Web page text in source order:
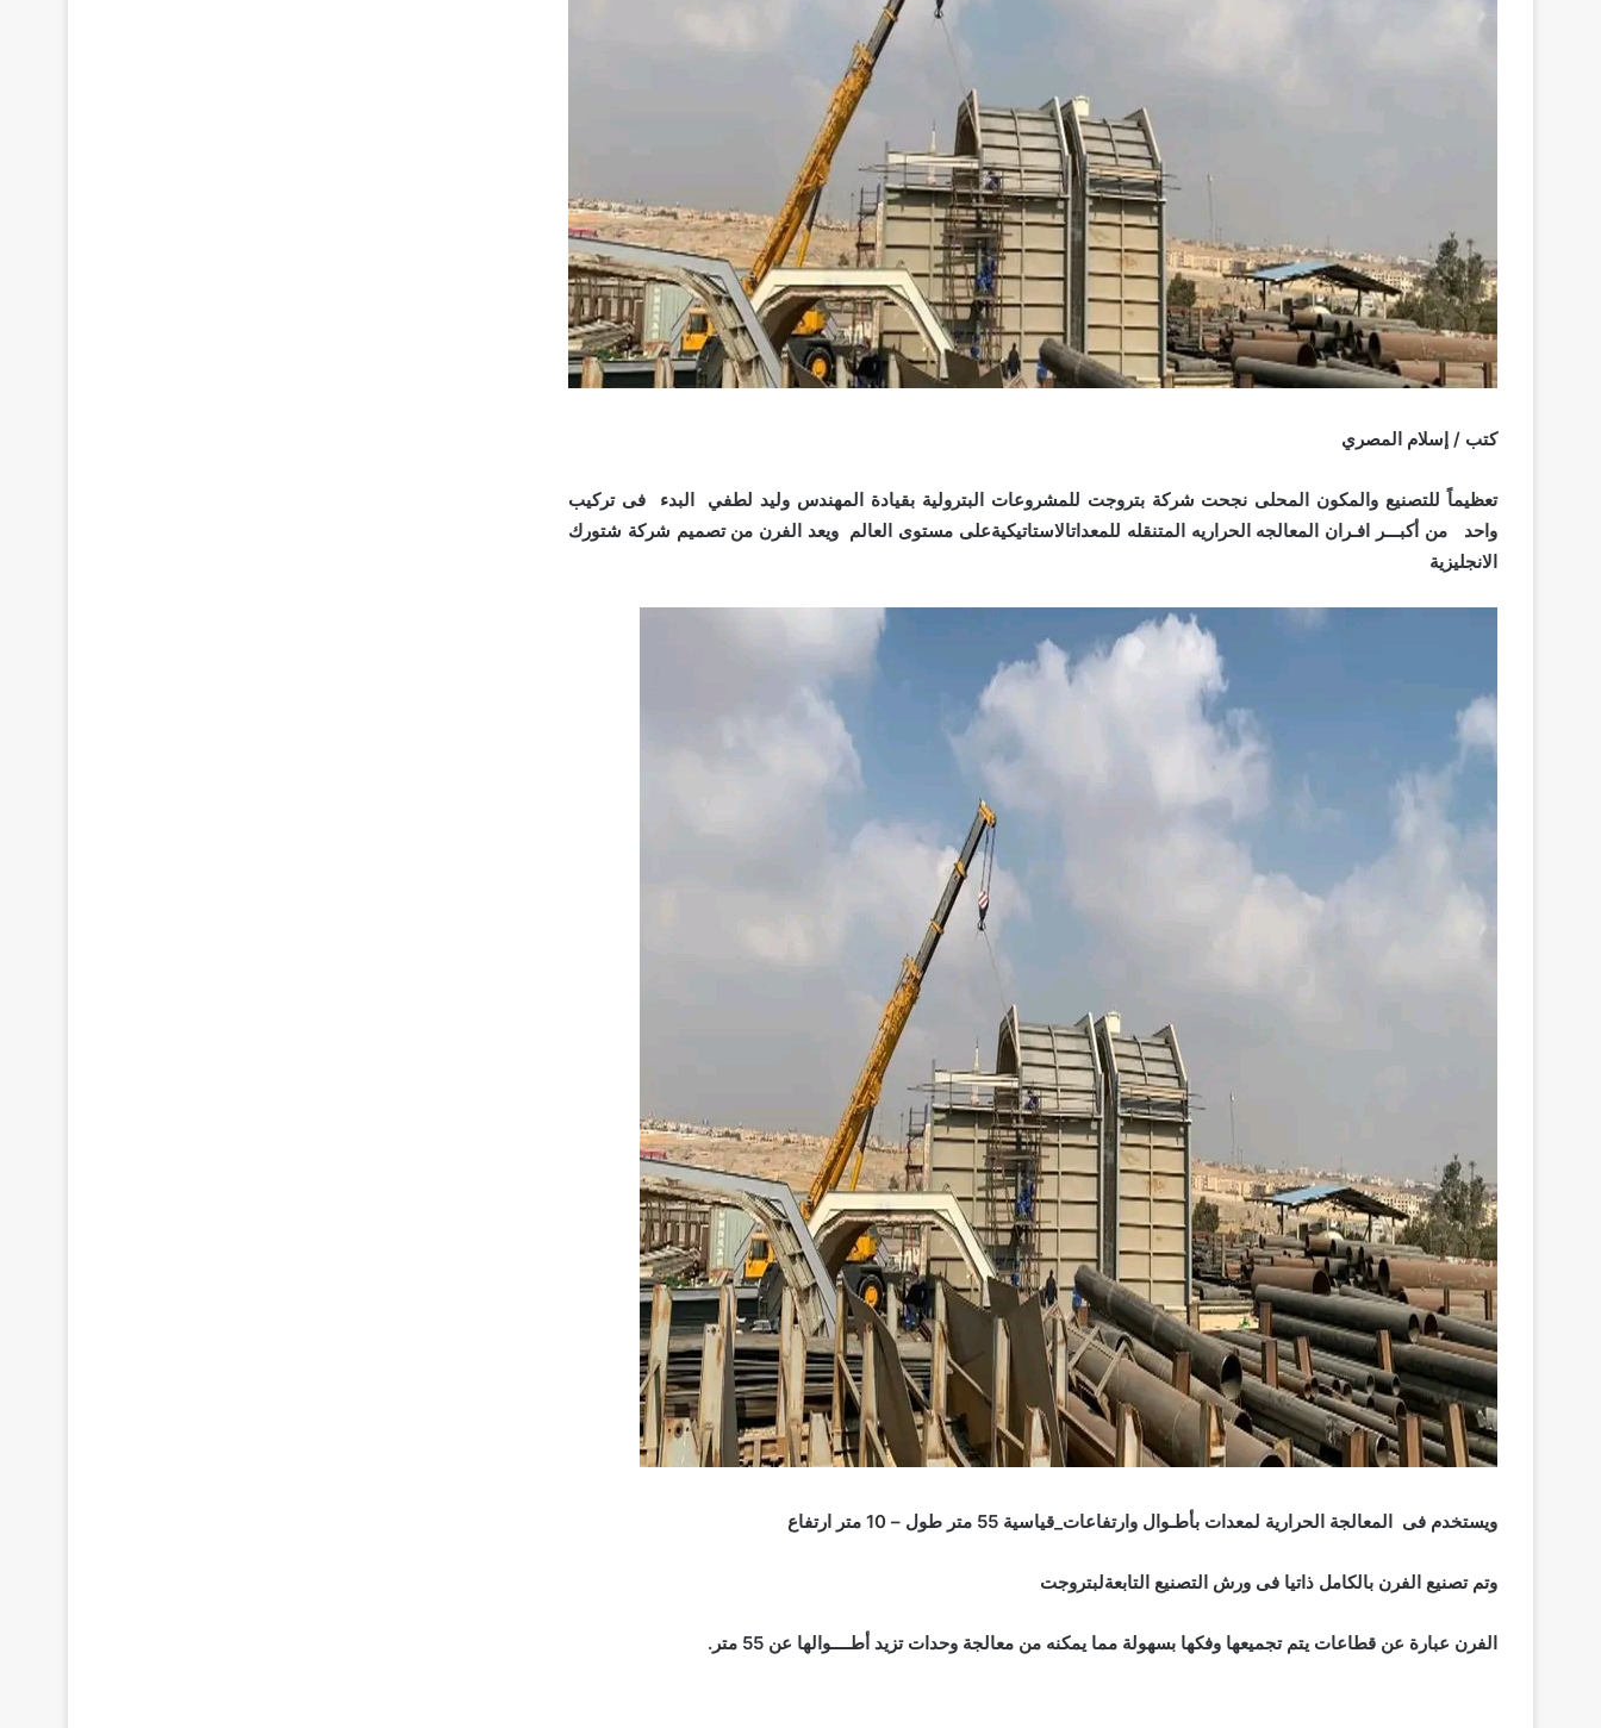
كتب / إسلام المصري
تعظيماً للتصنيع والمكون المحلى نجحت شركة بتروجت للمشروعات البترولية بقيادة المهندس وليد لطفي البدء فى تركيب
واحد من أكبـــر افـران المعالجه الحراريه المتنقله للمعداتالاستاتيكيةعلى مستوى العالم ويعد الفرن من تصميم شركة شتورك
الانجليزية
ويستخدم فى المعالجة الحرارية لمعدات بأطـوال وارتفاعات_قياسية 55 متر طول – 10 متر ارتفاع
وتم تصنيع الفرن بالكامل ذاتيا فى ورش التصنيع التابعةلبتروجت
الفرن عبارة عن قطاعات يتم تجميعها وفكها بسهولة مما يمكنه من معالجة وحدات تزيد أطــــوالها عن 55 متر.